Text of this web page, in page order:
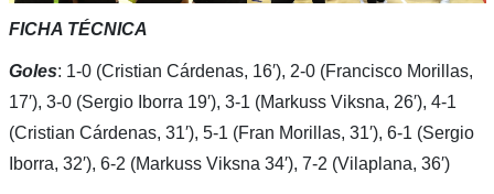
FICHA TÉCNICA
Goles: 1-0 (Cristian Cárdenas, 16′), 2-0 (Francisco Morillas,
17′), 3-0 (Sergio Iborra 19′), 3-1 (Markuss Viksna, 26′), 4-1
(Cristian Cárdenas, 31′), 5-1 (Fran Morillas, 31′), 6-1 (Sergio
Iborra, 32′), 6-2 (Markuss Viksna 34′), 7-2 (Vilaplana, 36′)